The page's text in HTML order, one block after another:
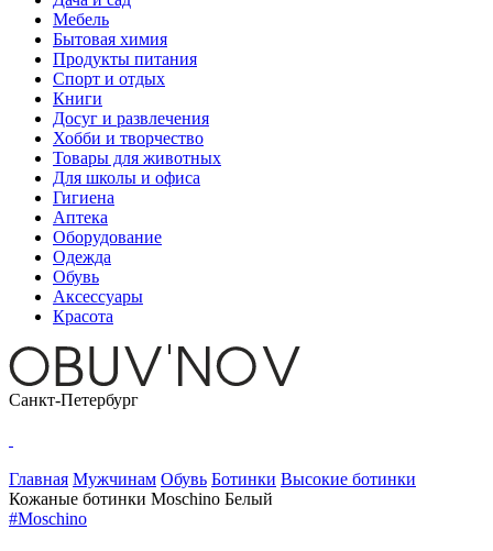
Мебель
Бытовая химия
Продукты питания
Спорт и отдых
Книги
Досуг и развлечения
Хобби и творчество
Товары для животных
Для школы и офиса
Гигиена
Аптека
Оборудование
Одежда
Обувь
Аксессуары
Красота
Санкт-Петербург
Главная Мужчинам Обувь Ботинки Высокие ботинки
Кожаные ботинки Moschino Белый
#Moschino